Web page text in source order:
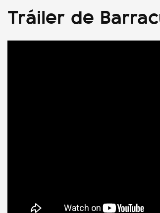
Tráiler de